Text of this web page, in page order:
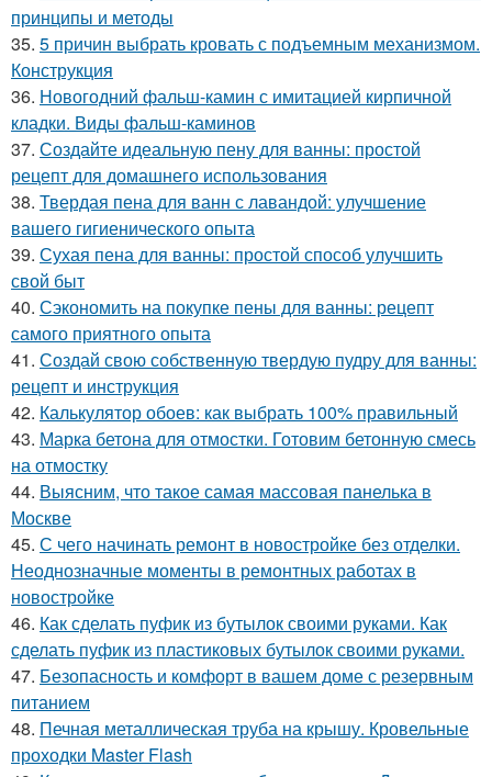
принципы и методы
35. 5 причин выбрать кровать с подъемным механизмом.
Конструкция
36. Новогодний фальш-камин с имитацией кирпичной
кладки. Виды фальш-каминов
37. Создайте идеальную пену для ванны: простой
рецепт для домашнего использования
38. Твердая пена для ванн с лавандой: улучшение
вашего гигиенического опыта
39. Сухая пена для ванны: простой способ улучшить
свой быт
40. Сэкономить на покупке пены для ванны: рецепт
самого приятного опыта
41. Создай свою собственную твердую пудру для ванны:
рецепт и инструкция
42. Калькулятор обоев: как выбрать 100% правильный
43. Марка бетона для отмостки. Готовим бетонную смесь
на отмостку
44. Выясним, что такое самая массовая панелька в
Москве
45. С чего начинать ремонт в новостройке без отделки.
Неоднозначные моменты в ремонтных работах в
новостройке
46. Как сделать пуфик из бутылок своими руками. Как
сделать пуфик из пластиковых бутылок своими руками.
47. Безопасность и комфорт в вашем доме с резервным
питанием
48. Печная металлическая труба на крышу. Кровельные
проходки Master Flash